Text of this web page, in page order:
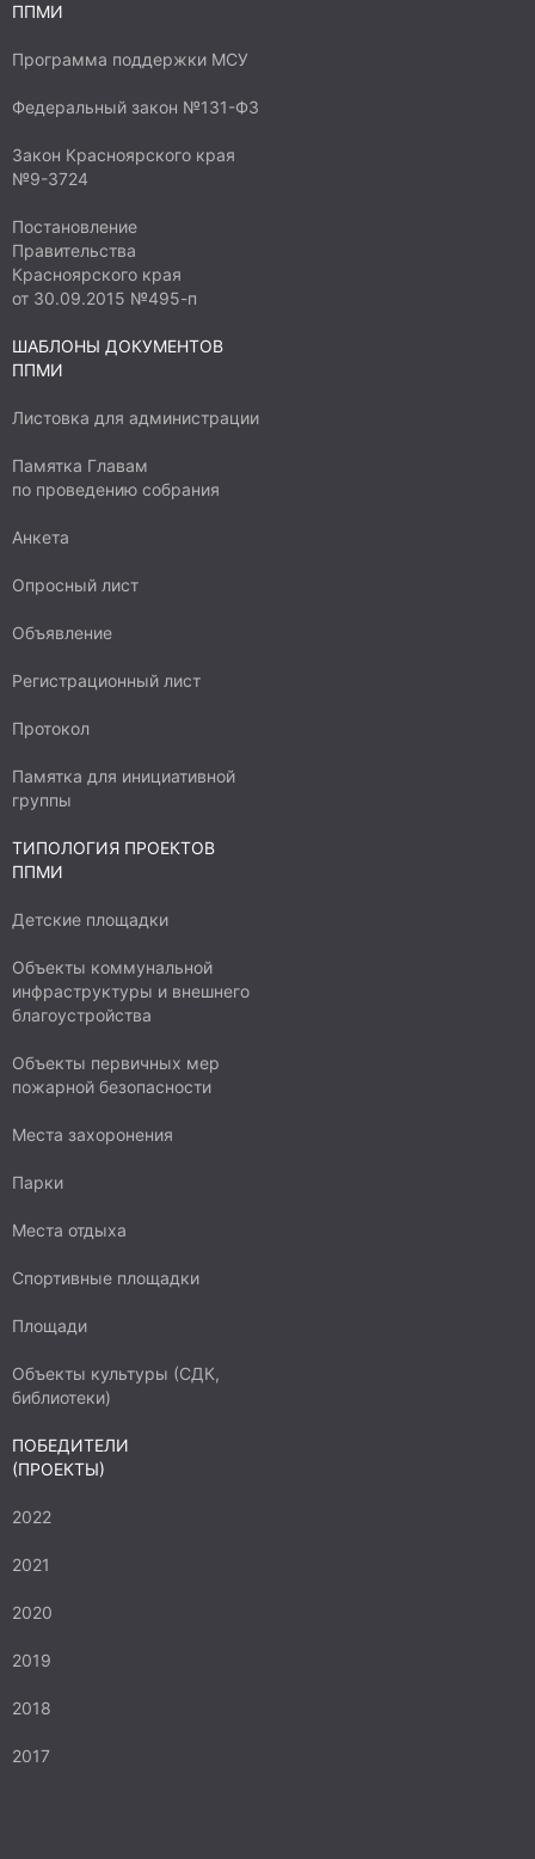
ППМИ
Программа поддержки МСУ
Федеральный закон №131-ФЗ
Закон Красноярского края
№9-3724
Постановление
Правительства
Красноярского края
от 30.09.2015 №495-п
ШАБЛОНЫ ДОКУМЕНТОВ
ППМИ
Листовка для администрации
Памятка Главам
по проведению собрания
Анкета
Опросный лист
Объявление
Регистрационный лист
Протокол
Памятка для инициативной
группы
ТИПОЛОГИЯ ПРОЕКТОВ
ППМИ
Детские площадки
Объекты коммунальной
инфраструктуры и внешнего
благоустройства
Объекты первичных мер
пожарной безопасности
Места захоронения
Парки
Места отдыха
Спортивные площадки
Площади
Объекты культуры (СДК,
библиотеки)
ПОБЕДИТЕЛИ
(ПРОЕКТЫ)
2022
2021
2020
2019
2018
2017